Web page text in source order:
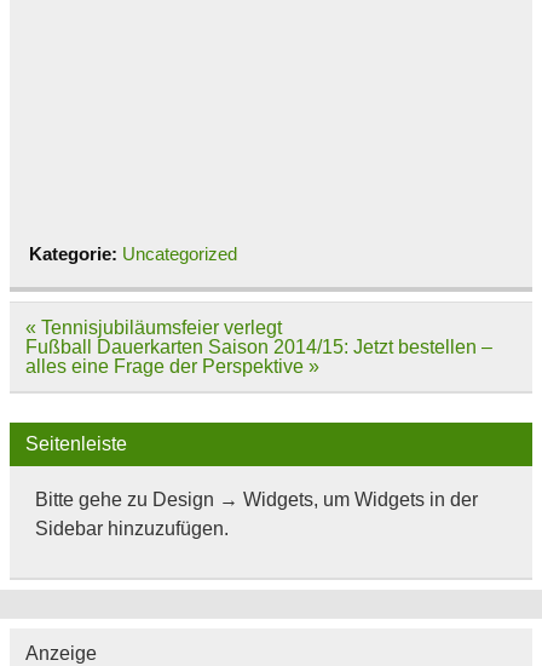
Kategorie: Uncategorized
Beitragsnavigation
« Tennisjubiläumsfeier verlegt
Fußball Dauerkarten Saison 2014/15: Jetzt bestellen –
alles eine Frage der Perspektive »
Seitenleiste
Bitte gehe zu Design → Widgets, um Widgets in der
Sidebar hinzuzufügen.
Anzeige